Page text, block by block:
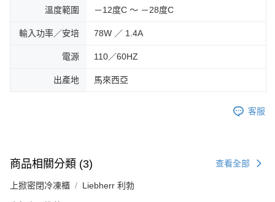
溫度範圍 －12度C ～ －28度C
輸入功率／安培 78W ／ 1.4A
電源 110／60HZ
出產地 馬來西亞
客服
商品相關分類 (3) 查看全部
上掀密閉冷凍櫃 Liebherr 利勃